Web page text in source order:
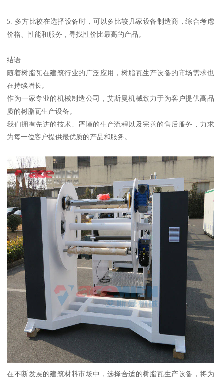
5. 多方比较在选择设备时，可以多比较几家设备制造商，综合考虑
价格、性能和服务，寻找性价比最高的产品。
结语
随着树脂瓦在建筑行业的广泛应用，树脂瓦生产设备的市场需求也
在持续增长。
作为一家专业的机械制造公司，艾斯曼机械致力于为客户提供高品
质的树脂瓦生产设备。
我们拥有先进的技术、严谨的生产流程以及完善的售后服务，力求
为每一位客户提供最优质的产品和服务。
在不断发展的建筑材料市场中，选择合适的树脂瓦生产设备，将为